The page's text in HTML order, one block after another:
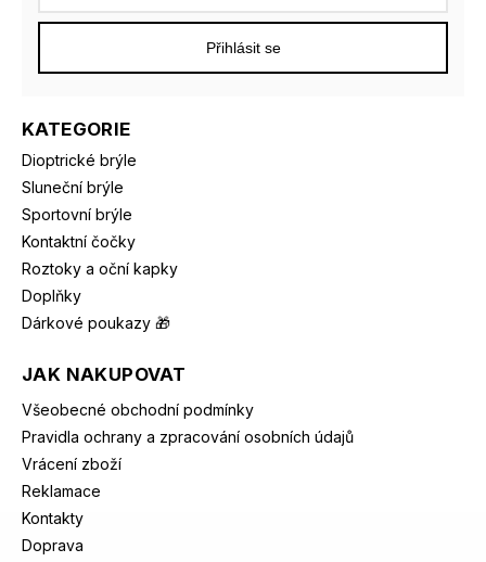
KATEGORIE
Dioptrické brýle
Sluneční brýle
Sportovní brýle
Kontaktní čočky
Roztoky a oční kapky
Doplňky
Dárkové poukazy 🎁
JAK NAKUPOVAT
Všeobecné obchodní podmínky
Pravidla ochrany a zpracování osobních údajů
Vrácení zboží
Reklamace
Kontakty
Doprava
Přihlásit se